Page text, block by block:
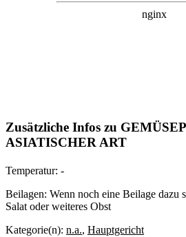
Zusätzliche Infos zu
ASIATISCHER ART
Temperatur: -
Beilagen: Wenn noch eine Beilage dazu
Salat oder weiteres Obst
Kategorie(n): n.a., Hauptgericht